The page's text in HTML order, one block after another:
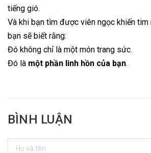
tiếng gió.
Và khi bạn tìm được viên ngọc khiến tim
bạn sẽ biết rằng:
Đó không chỉ là một món trang sức.
Đó là một phần linh hồn của bạn.
BÌNH LUẬN